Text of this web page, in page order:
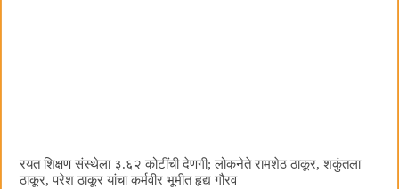
रयत शिक्षण संस्थेला ३.६२ कोटींची देणगी; लोकनेते रामशेठ ठाकूर, शकुंतला
ठाकूर, परेश ठाकूर यांचा कर्मवीर भूमीत हृद्य गौरव